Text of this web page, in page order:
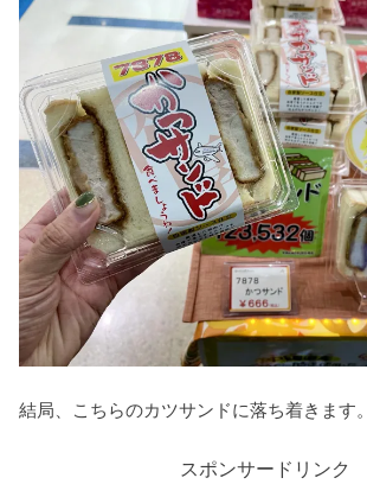
結局、こちらのカツサンドに落ち着きます。
スポンサードリンク